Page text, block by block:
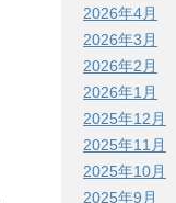
2026年4月
2026年3月
2026年2月
2026年1月
2025年12月
2025年11月
2025年10月
2025年9月